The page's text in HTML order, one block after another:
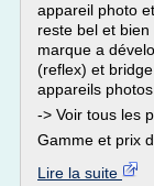
appareil photo
reste bel et
marque a
(reflex) et
appareils
-> Voir tous les
Gamme et prix
Lire la suite